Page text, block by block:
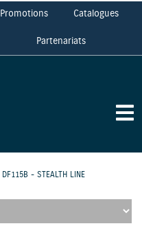
Promotions Catalogues
Partenariats
DF115B - STEALTH LINE